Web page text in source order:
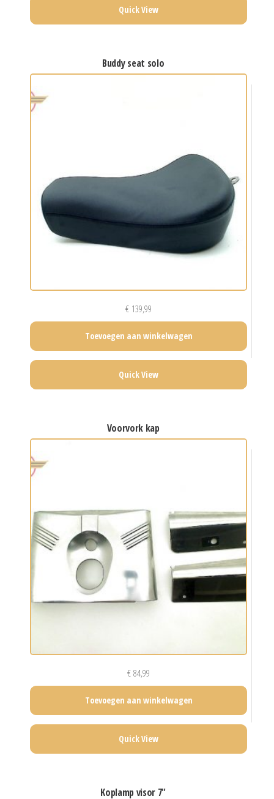
Quick View
buddy seat solo
€ 139,99
Toevoegen aan winkelwagen
Quick View
voorvork kap
€84,99
Toevoegen aan winkelwagen
Quick View
koplamp visor 7″